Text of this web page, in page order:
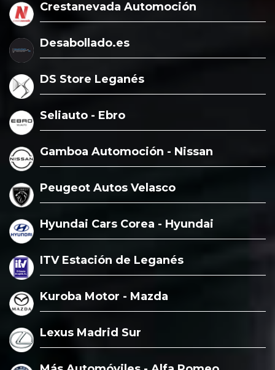
Crestanevada Automoción
Desabollado.es
DS Store Leganés
Seliauto - Ebro
Gamboa Automoción - Nissan
Peugeot Autos Velasco
Hyundai Cars Corea - Hyundai
ITV Estación de Leganés
Kuroba Motor - Mazda
Lexus Madrid Sur